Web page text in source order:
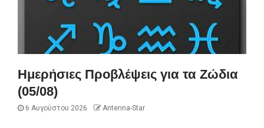
Ημερήσιες Προβλέψεις για τα Ζώδια
(05/08)
6 Αυγούστου 2026 Antenna-Star